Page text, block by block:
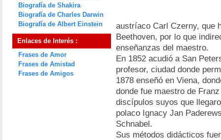
Biografía de Shakira
Biografía de Charles Darwin
Biografía de Albert Einstein
Enlaces de Interés :
Frases de Amor
Frases de Amistad
Frases de Amigos
austríaco Carl Czerny, que
Beethoven, por lo que
enseñanzas del maestro.
En 1852 acudió a San
profesor, ciudad donde
1878 enseñó en Viena,
donde fue maestro de
discípulos suyos que
polaco Ignacy Jan
Schnabel.
Sus métodos didácticos